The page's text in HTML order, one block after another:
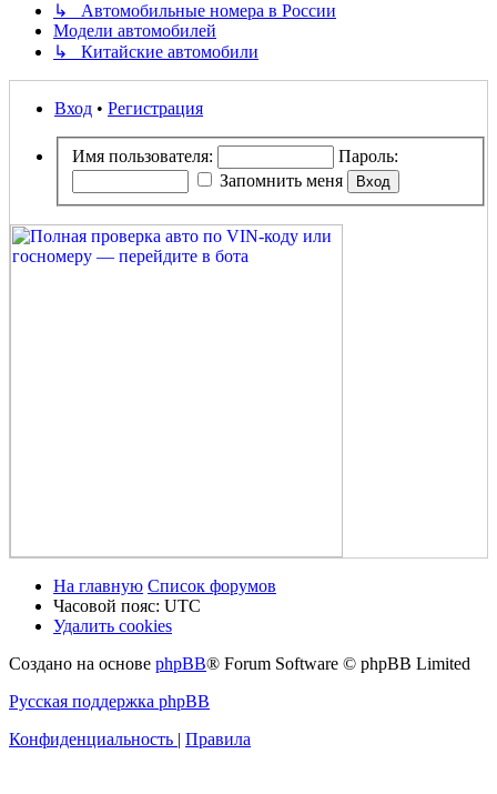
↳ Автомобильные номера в России
Модели автомобилей
↳ Китайские автомобили
Вход • Регистрация
Имя пользователя:
Пароль:
Запомнить меня
На главную Список форумов
Часовой пояс: UTC
Удалить cookies
Создано на основе phpBB® Forum Software © phpBB Limited
Русская поддержка phpBB
Конфиденциальность | Правила